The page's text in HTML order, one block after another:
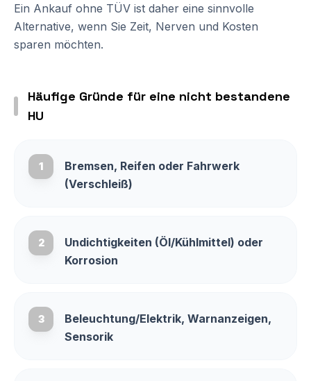
Ein Ankauf ohne TÜV ist daher eine sinnvolle
Alternative, wenn Sie Zeit, Nerven und Kosten
sparen möchten.
Häufige Gründe für eine nicht bestandene
HU
1
Bremsen, Reifen oder Fahrwerk
(Verschleiß)
2
Undichtigkeiten (Öl/Kühlmittel) oder
Korrosion
3
Beleuchtung/Elektrik, Warnanzeigen,
Sensorik